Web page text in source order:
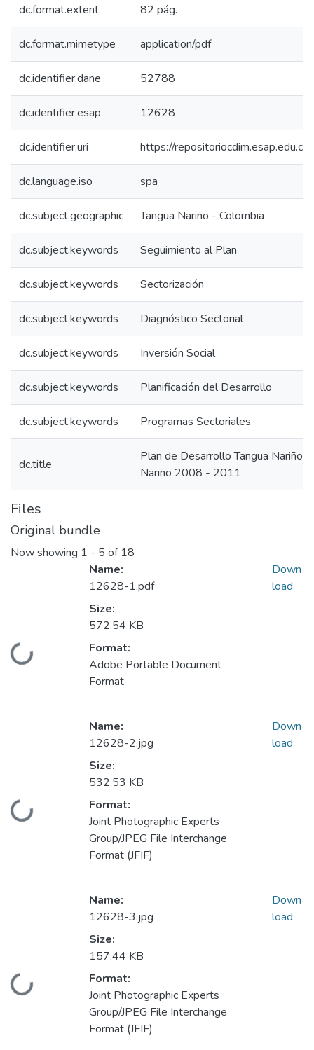
dc.format.extent 82 pág.
dc.format.mimetype application/pdf
dc.identifier.dane 52788
dc.identifier.esap 12628
dc.identifier.uri https://
dc.language.iso spa
dc.subject.geographic Tangua Nariño - Colombia
dc.subject.keywords Seguimiento al Plan
dc.subject.keywords Sectorización
dc.subject.keywords Diagnóstico Sectorial
dc.subject.keywords Inversión Social
dc.subject.keywords Planificación del Desarrollo
dc.subject.keywords Programas Sectoriales
dc.title
Plan de Desarrollo Tangua Nariño
Nariño 2008 - 2011
Files
Original bundle
Now showing 1 - 5 of 18
Loading...
Name:
12628-1.pdf
Size:
572.54 KB
Format:
Adobe Portable Document
Format
Down
load
Loading...
Name:
12628-2.jpg
Size:
532.53 KB
Format:
Joint Photographic Experts
Group/JPEG File Interchange
Format (JFIF)
Down
load
Loading...
Name:
12628-3.jpg
Size:
157.44 KB
Format:
Joint Photographic Experts
Group/JPEG File Interchange
Format (JFIF)
Down
load